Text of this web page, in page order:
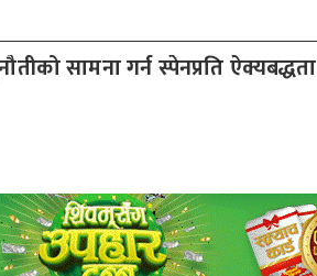
सामना गर्न स्पेनप्रति ऐक्यबद्धता